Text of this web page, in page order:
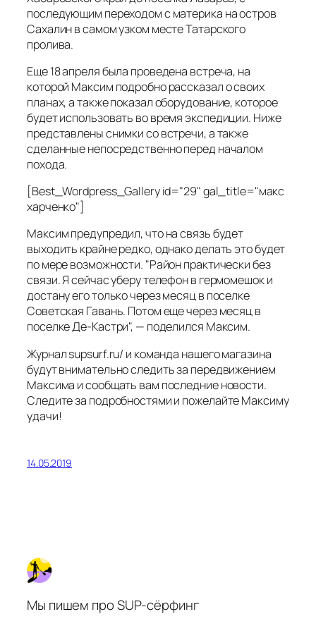
последующим переходом с материка на остров
Сахалин в самом узком месте Татарского
пролива.
Еще 18 апреля была проведена встреча, на
которой Максим подробно рассказал о своих
планах, а также показал оборудование, которое
будет использовать во время экспедиции. Ниже
представлены снимки со встречи, а также
сделанные непосредственно перед началом
похода.
[Best_Wordpress_Gallery id="29" gal_title="макс
харченко"]
Максим предупредил, что на связь будет
выходить крайне редко, однако делать это будет
по мере возможности. "Район практически без
связи. Я сейчас уберу телефон в гермомешок и
достану его только через месяц в поселке
Советская Гавань. Потом еще через месяц в
поселке Де-Кастри", — поделился Максим.
Журнал supsurf.ru/ и команда нашего магазина
будут внимательно следить за передвижением
Максима и сообщать вам последние новости.
Следите за подробностями и пожелайте Максиму
удачи!
14.05.2019
Мы пишем про SUP-сёрфинг